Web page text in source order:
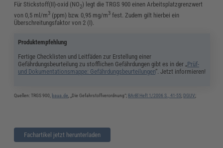
Für Stickstoff(II)-oxid (NO2) legt die TRGS 900 einen Arbeitsplatzgrenzwert
von 0,5 ml/m3 (ppm) bzw. 0,95 mg/m3 fest. Zudem gilt hierbei ein
Überschreitungsfaktor von 2 (I).
Produktempfehlung
Fertige Checklisten und Leitfäden zur Erstellung einer
Gefährdungsbeurteilung zu stofflichen Gefährdungen gibt es in der „Prüf-
und Dokumentationsmappe: Gefährdungsbeurteilungen“. Jetzt informieren!
Quellen: TRGS 900, baua.de , „Die Gefahrstoffverordnung“; BArBl Heft 1/2006 S., 41-55; DGUV;
Fachartikel jetzt herunterladen